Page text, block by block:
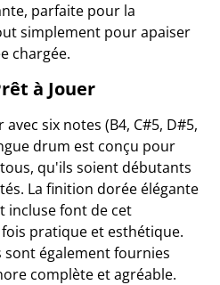
parfaite pour la
simplement pour apaiser
chargée.
à Jouer
six notes (B4, C#5, D#5,
drum est conçu pour
qu'ils soient débutants
La finition dorée élégante
incluse font de cet
pratique et esthétique.
sont également fournies
complète et agréable.